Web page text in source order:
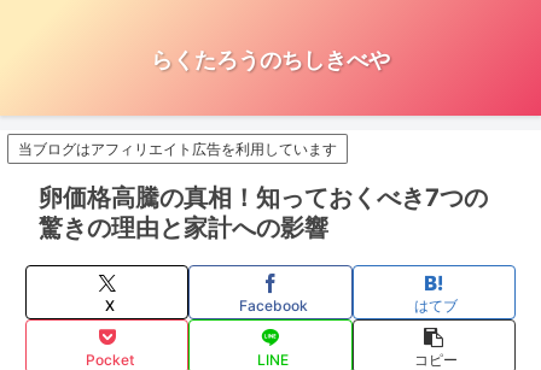
らくたろうのちしきべや
当ブログはアフィリエイト広告を利用しています
卵価格高騰の真相！知っておくべき7つの
驚きの理由と家計への影響
X Facebook はてブ
Pocket LINE コピー